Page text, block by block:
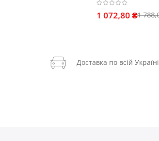
1 788,00 ₴
Доставка по всій Україні